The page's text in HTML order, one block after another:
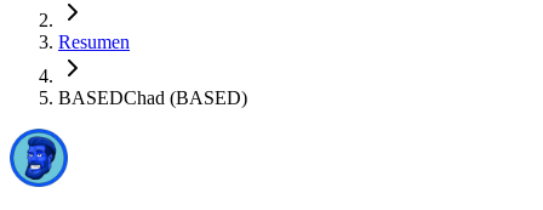
Resumen
BASEDChad (BASED)